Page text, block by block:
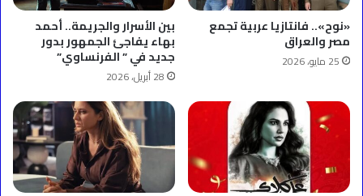
«نوح».. فانتازيا عربية تجمع
مصر والعراق
25 مايو، 2026
بين الأسرار والجريمة.. أحمد
بهاء يفاجئ الجمهور بدور
جديد في ” الفرنساوي”
28 أبريل، 2026